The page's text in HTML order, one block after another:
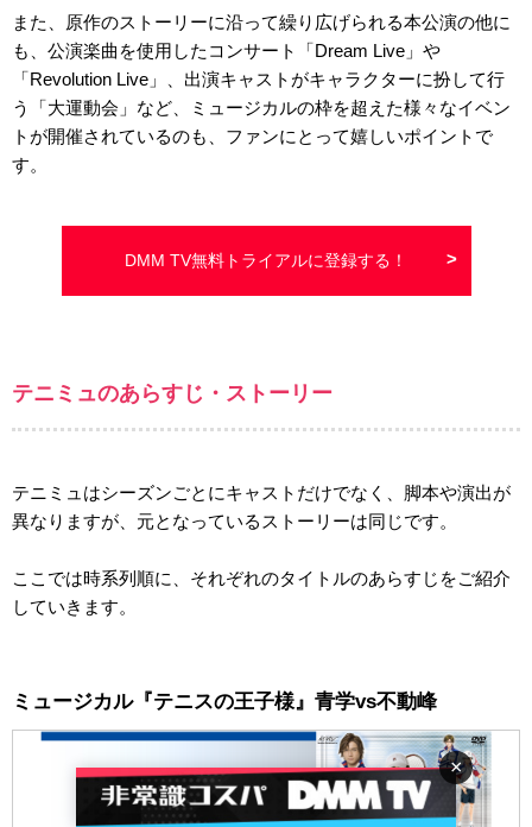
また、原作のストーリーに沿って繰り広げられる本公演の他に
も、公演楽曲を使用したコンサート「Dream Live」や
「Revolution Live」、出演キャストがキャラクターに扮して行
う「大運動会」など、ミュージカルの枠を超えた様々なイベン
トが開催されているのも、ファンにとって嬉しいポイントで
す。
DMM TV無料トライアルに登録する！
テニミュのあらすじ・ストーリー
テニミュはシーズンごとにキャストだけでなく、脚本や演出が
異なりますが、元となっているストーリーは同じです。
ここでは時系列順に、それぞれのタイトルのあらすじをご紹介
していきます。
ミュージカル『テニスの王子様』青学vs不動峰
×